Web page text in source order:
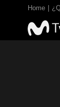
Home